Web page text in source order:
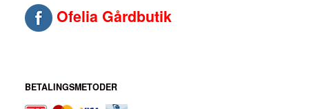
Ofelia Gårdbutik
BETALINGSMETODER